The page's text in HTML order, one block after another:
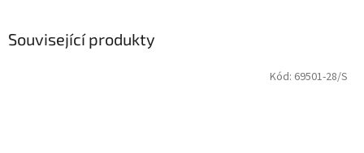
Související produkty
Kód: 69501-28/S